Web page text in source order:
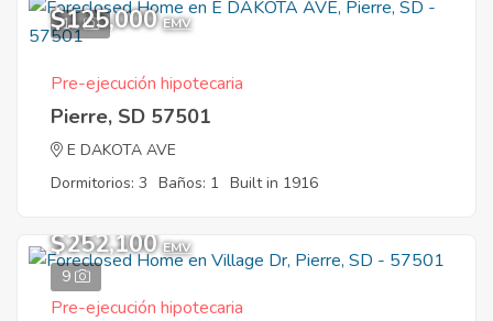
11
$125,000 EMV
Pre-ejecución hipotecaria
Pierre, SD 57501
E DAKOTA AVE
Dormitorios: 3 Baños: 1 Built in 1916
9
$252,100 EMV
Pre-ejecución hipotecaria